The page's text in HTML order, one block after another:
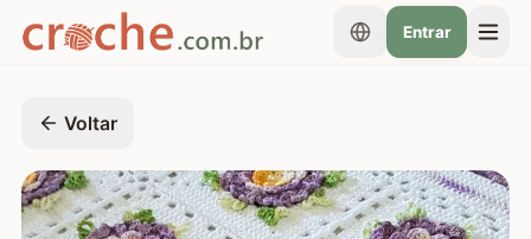
Entrar
Voltar